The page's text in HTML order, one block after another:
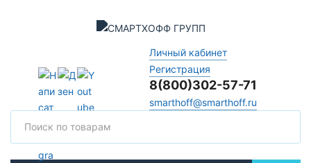
Личный кабинет
Регистрация
8(800)302-57-71
smarthoff@smarthoff.ru